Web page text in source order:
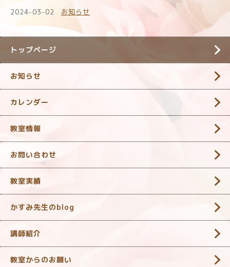
2024-03-02
お知らせ
トップページ
お知らせ
カレンダー
教室情報
お問い合わせ
教室実績
かすみ先生のblog
講師紹介
教室からのお願い